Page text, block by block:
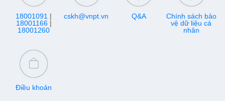
18001091 |
18001166|
18001260
cskh@vnpt.vn Q&A
Chính sách bảo
vệ dữ liệu cá
nhân
Điều khoản